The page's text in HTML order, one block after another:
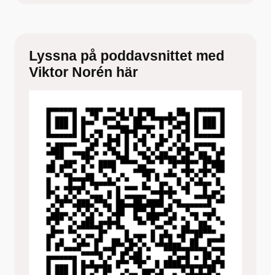
Lyssna på poddavsnittet med
Viktor Norén här